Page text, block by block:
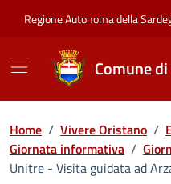
Regione Autonoma della
Comune
Home / Vivere Oristano /
Giornata informativa /
Unitre - Visita guidata ad